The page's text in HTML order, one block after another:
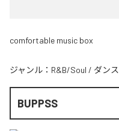
comfortable music box
ジャンル： R&B/Soul / ダンス
BUPPSS